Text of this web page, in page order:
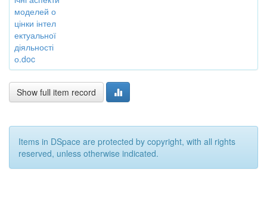
моделей о
цінки інтел
ектуальної
діяльності
о.doc
Show full item record
Items in DSpace are protected by copyright, with all rights
reserved, unless otherwise indicated.